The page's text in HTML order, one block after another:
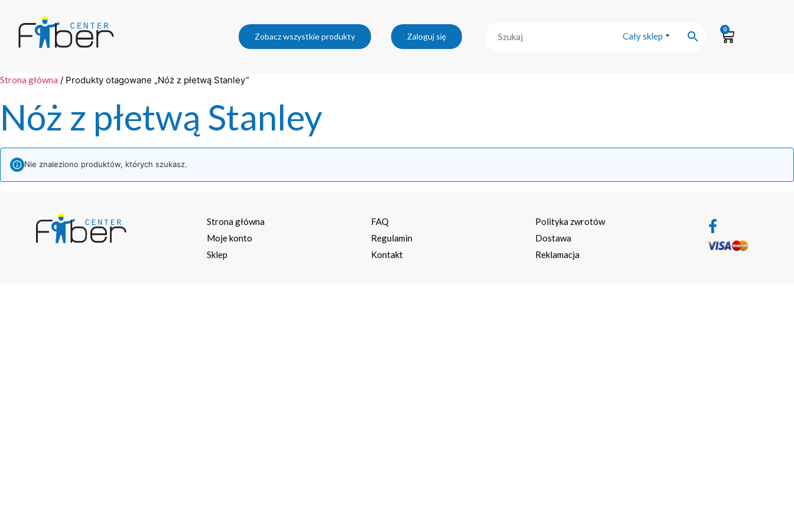
Zobacz wszystkie produkty Zaloguj się Cały sklep
0
Strona główna / Produkty otagowane „Nóż z płetwą Stanley”
Nóż z płetwą Stanley
Nie znaleziono produktów, których szukasz.
Strona główna
Moje konto
Sklep
FAQ
Regulamin
Kontakt
Polityka zwrotów
Dostawa
Reklamacja